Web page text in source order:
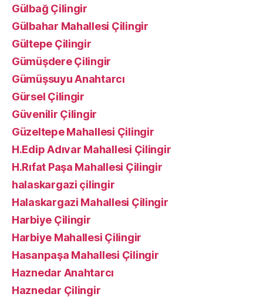
Gülbağ Çilingir
Gülbahar Mahallesi Çilingir
Gültepe Çilingir
Gümüşdere Çilingir
Gümüşsuyu Anahtarcı
Gürsel Çilingir
Güvenilir Çilingir
Güzeltepe Mahallesi Çilingir
H.Edip Adıvar Mahallesi Çilingir
H.Rıfat Paşa Mahallesi Çilingir
halaskargazi çilingir
Halaskargazi Mahallesi Çilingir
Harbiye Çilingir
Harbiye Mahallesi Çilingir
Hasanpaşa Mahallesi Çilingir
Haznedar Anahtarcı
Haznedar Çilingir